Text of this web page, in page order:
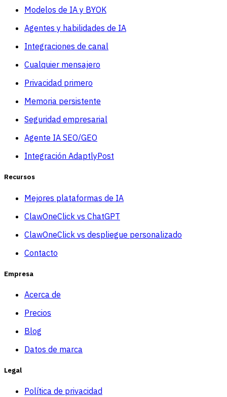
Modelos de IA y BYOK
Agentes y habilidades de IA
Integraciones de canal
Cualquier mensajero
Privacidad primero
Memoria persistente
Seguridad empresarial
Agente IA SEO/GEO
Integración AdaptlyPost
Recursos
Mejores plataformas de IA
ClawOneClick vs ChatGPT
ClawOneClick vs despliegue personalizado
Contacto
Empresa
Acerca de
Precios
Blog
Datos de marca
Legal
Política de privacidad